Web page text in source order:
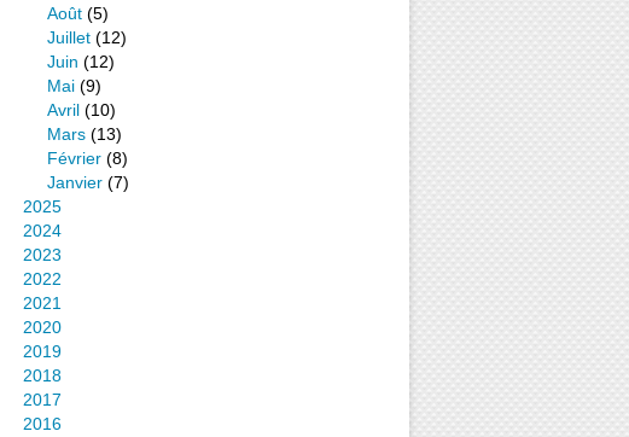
Août (5)
Juillet (12)
Juin (12)
Mai (9)
Avril (10)
Mars (13)
Février (8)
Janvier (7)
2025
2024
2023
2022
2021
2020
2019
2018
2017
2016